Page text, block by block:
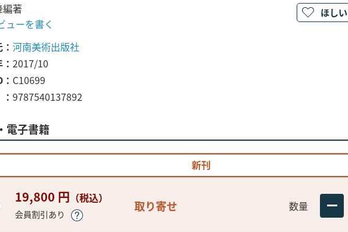
編著
ューを書く
河南美術出版社
2017/10
C10699
9787540137892
電子書籍
新刊
19,800 円 （税込）
会員割引あり
取り寄せ 数量
ほし